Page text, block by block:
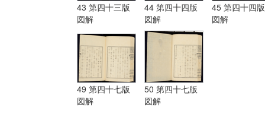
43 第四十三版
図解
44 第四十四版
図解
45 第四十四版
図解
49 第四十七版
図解
50 第四十七版
図解